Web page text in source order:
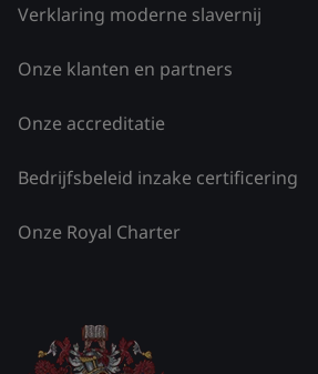
Verklaring moderne slavernij
Onze klanten en partners
Onze accreditatie
Bedrijfsbeleid inzake certificering
Onze Royal Charter